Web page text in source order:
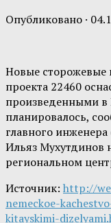
Опубликовано ·
Новые
проекта 22460
произведенными в
планировалось,
главного
Ильяз Мухутдинов
региональном
Источник: http://
nemeckoe-
kitayskimi-